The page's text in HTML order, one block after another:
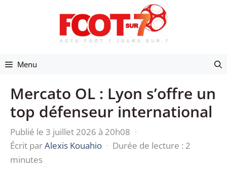
Menu
Mercato OL : Lyon s’offre un
top défenseur international
Publié le 3 juillet 2026 à 20h08 ·
Écrit parAlexis Kouahio · Durée de lecture : 2
minutes